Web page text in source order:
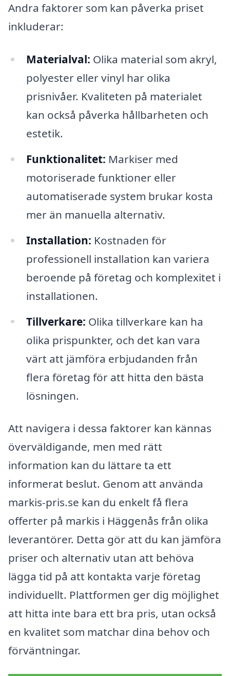
Andra faktorer som kan påverka priset
inkluderar:
Materialval: Olika material som akryl,
polyester eller vinyl har olika
prisnivåer. Kvaliteten på materialet
kan också påverka hållbarheten och
estetik.
Funktionalitet: Markiser med
motoriserade funktioner eller
automatiserade system brukar kosta
mer än manuella alternativ.
Installation: Kostnaden för
professionell installation kan variera
beroende på företag och komplexitet i
installationen.
Tillverkare: Olika tillverkare kan ha
olika prispunkter, och det kan vara
värt att jämföra erbjudanden från
flera företag för att hitta den bästa
lösningen.
Att navigera i dessa faktorer kan kännas
överväldigande, men med rätt
information kan du lättare ta ett
informerat beslut. Genom att använda
markis-pris.se kan du enkelt få flera
offerter på markis i Häggenås från olika
leverantörer. Detta gör att du kan jämföra
priser och alternativ utan att behöva
lägga tid på att kontakta varje företag
individuellt. Plattformen ger dig möjlighet
att hitta inte bara ett bra pris, utan också
en kvalitet som matchar dina behov och
förväntningar.